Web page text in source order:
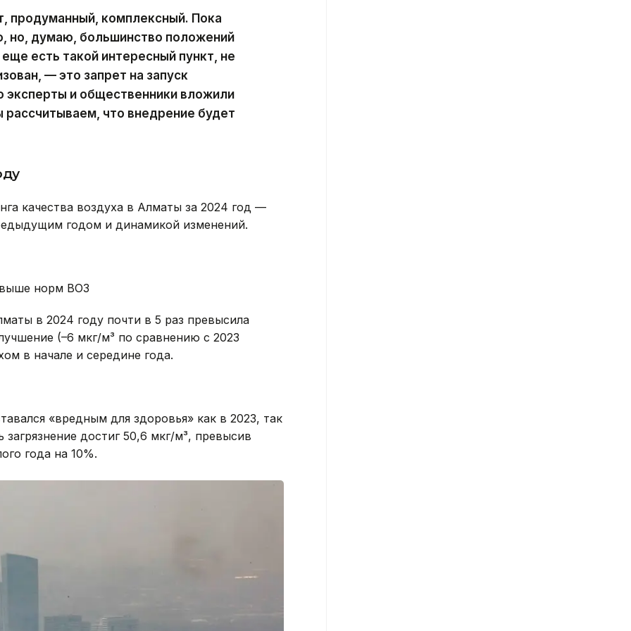
продуманный, комплексный. Пока
но, думаю, большинство положений
есть такой интересный пункт, не
— это запрет на запуск
и общественники вложили
рассчитываем, что внедрение будет
качества воздуха в Алматы за 2024 год —
годом и динамикой изменений.
выше норм ВОЗ
в 2024 году почти в 5 раз превысила
(–6 мкг/м³ по сравнению с 2023
в начале и середине года.
«вредным для здоровья» как в 2023, так
достиг 50,6 мкг/м³, превысив
года на 10%.